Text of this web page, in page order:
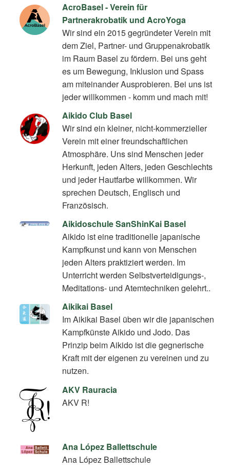
AcroBasel - Verein für
Partnerakrobatik und AcroYoga
Wir sind ein 2015 gegründeter Verein mit
dem Ziel, Partner- und Gruppenakrobatik
im Raum Basel zu fördern. Bei uns geht
es um Bewegung, Inklusion und Spass
am miteinander Ausprobieren. Bei uns ist
jeder willkommen - komm und mach mit!
Aikido Club Basel
Wir sind ein kleiner, nicht-kommerzieller
Verein mit einer freundschaftlichen
Atmosphäre. Uns sind Menschen jeder
Herkunft, jeden Alters, jeden Geschlechts
und jeder Hautfarbe willkommen. Wir
sprechen Deutsch, Englisch und
Französisch.
Aikidoschule SanShinKai Basel
Aikido ist eine traditionelle japanische
Kampfkunst und kann von Menschen
jeden Alters praktiziert werden. Im
Unterricht werden Selbstverteidigungs-,
Meditations- und Atemtechniken gelehrt..
Aikikai Basel
Im Aikikai Basel üben wir die japanischen
Kampfkünste Aikido und Jodo. Das
Prinzip beim Aikido ist die gegnerische
Kraft mit der eigenen zu vereinen und zu
nutzen.
AKV Rauracia
AKV R!
Ana López Ballettschule
Ana López Ballettschule